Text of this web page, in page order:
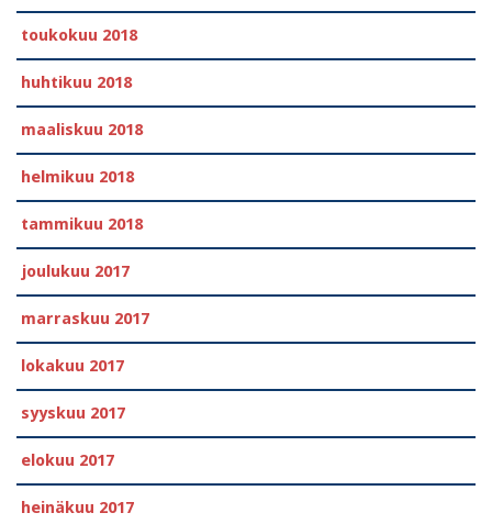
toukokuu 2018
huhtikuu 2018
maaliskuu 2018
helmikuu 2018
tammikuu 2018
joulukuu 2017
marraskuu 2017
lokakuu 2017
syyskuu 2017
elokuu 2017
heinäkuu 2017